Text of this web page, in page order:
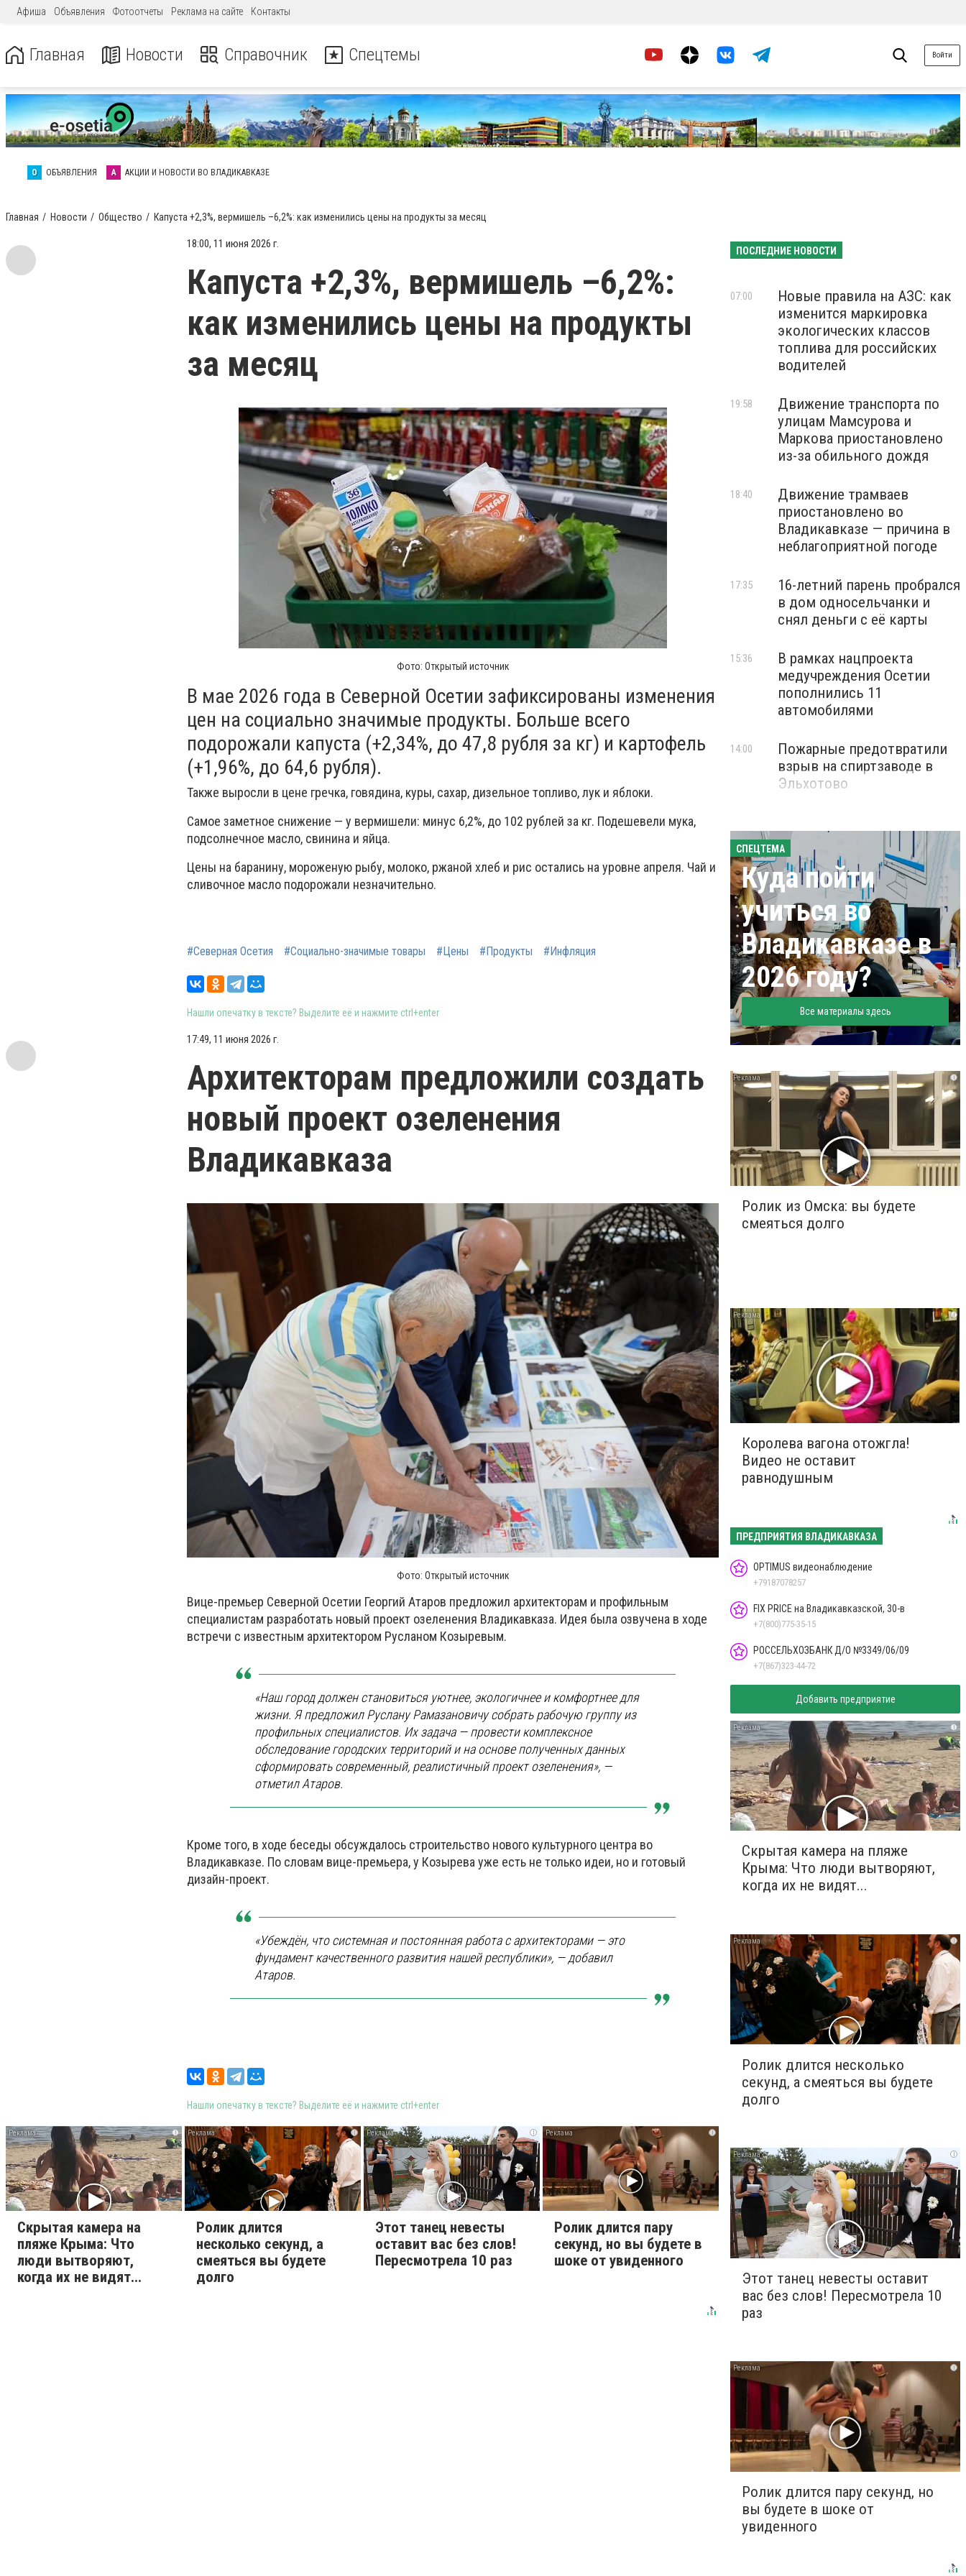
Афиша Объявления Фотоотчеты Реклама на сайте Контакты
Главная Новости Справочник Спецтемы Войти
О ОБЪЯВЛЕНИЯ А АКЦИИ И НОВОСТИ ВО ВЛАДИКАВКАЗЕ
Главная Новости Общество Капуста +2,3%, вермишель –6,2%: как изменились цены на продукты за месяц
18:00, 11 июня 2026 г.
Капуста +2,3%, вермишель –6,2%:
как изменились цены на продукты
за месяц
Фото: Открытый источник
В мае 2026 года в Северной Осетии зафиксированы изменения
цен на социально значимые продукты. Больше всего
подорожали капуста (+2,34%, до 47,8 рубля за кг) и картофель
(+1,96%, до 64,6 рубля).
Также выросли в цене гречка, говядина, куры, сахар, дизельное топливо, лук и яблоки.
Самое заметное снижение — у вермишели: минус 6,2%, до 102 рублей за кг. Подешевели мука,
подсолнечное масло, свинина и яйца.
Цены на баранину, мороженую рыбу, молоко, ржаной хлеб и рис остались на уровне апреля. Чай и
сливочное масло подорожали незначительно.
#Северная Осетия #Социально-значимые товары #Цены #Продукты #Инфляция
Нашли опечатку в тексте? Выделите её и нажмите ctrl+enter
17:49, 11 июня 2026 г.
Архитекторам предложили создать
новый проект озеленения
Владикавказа
Фото: Открытый источник
Вице-премьер Северной Осетии Георгий Атаров предложил архитекторам и профильным
специалистам разработать новый проект озеленения Владикавказа. Идея была озвучена в ходе
встречи с известным архитектором Русланом Козыревым.
«Наш город должен становиться уютнее, экологичнее и комфортнее для
жизни. Я предложил Руслану Рамазановичу собрать рабочую группу из
профильных специалистов. Их задача — провести комплексное
обследование городских территорий и на основе полученных данных
сформировать современный, реалистичный проект озеленения», —
отметил Атаров.
Кроме того, в ходе беседы обсуждалось строительство нового культурного центра во
Владикавказе. По словам вице-премьера, у Козырева уже есть не только идеи, но и готовый
дизайн-проект.
«Убеждён, что системная и постоянная работа с архитекторами — это
фундамент качественного развития нашей республики», — добавил
Атаров.
Нашли опечатку в тексте? Выделите её и нажмите ctrl+enter
i
Скрытая камера на
пляже Крыма: Что
люди вытворяют,
когда их не видят...
i
Ролик длится
несколько секунд, а
смеяться вы будете
долго
i
Этот танец невесты
оставит вас без слов!
Пересмотрела 10 раз
i
Ролик длится пару
секунд, но вы будете в
шоке от увиденного
ПОСЛЕДНИЕ НОВОСТИ
Новые правила на АЗС: как
изменится маркировка
экологических классов
топлива для российских
водителей
07:00
Движение транспорта по
улицам Мамсурова и
Маркова приостановлено
из-за обильного дождя
19:58
Движение трамваев
приостановлено во
Владикавказе — причина в
неблагоприятной погоде
18:40
16-летний парень пробрался
в дом односельчанки и
снял деньги с её карты
17:35
В рамках нацпроекта
медучреждения Осетии
пополнились 11
автомобилями
15:36
Пожарные предотвратили
взрыв на спиртзаводе в
Эльхотово
14:00
СПЕЦТЕМА
Куда пойти
учиться во
Владикавказе в
2026 году?
Все материалы здесь
i
Ролик из Омска: вы будете
смеяться долго
i
Королева вагона отожгла!
Видео не оставит
равнодушным
ПРЕДПРИЯТИЯ ВЛАДИКАВКАЗА
OPTIMUS видеонаблюдение
+79187078257
FIX PRICE на Владикавказской, 30-в
+7(800)775-35-15
РОССЕЛЬХОЗБАНК Д/О №3349/06/09
+7(867)323-44-72
Добавить предприятие
i
Скрытая камера на пляже
Крыма: Что люди вытворяют,
когда их не видят...
i
Ролик длится несколько
секунд, а смеяться вы будете
долго
i
Этот танец невесты оставит
вас без слов! Пересмотрела 10
раз
i
Ролик длится пару секунд, но
вы будете в шоке от
увиденного